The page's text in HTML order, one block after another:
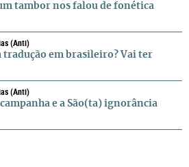
tambor nos falou de fonética
(anti)
tradução em brasileiro? Vai ter
(anti)
e a São(ta) ignorância